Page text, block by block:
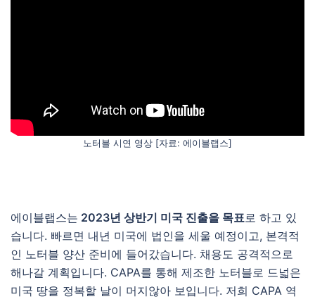
노터블 시연 영상 [자료: 에이블랩스]
에이블랩스는 2023년 상반기 미국 진출을 목표로 하고 있
습니다. 빠르면 내년 미국에 법인을 세울 예정이고, 본격적
인 노터블 양산 준비에 들어갔습니다. 채용도 공격적으로
해나갈 계획입니다. CAPA를 통해 제조한 노터블로 드넓은
미국 땅을 정복할 날이 머지않아 보입니다. 저희 CAPA 역